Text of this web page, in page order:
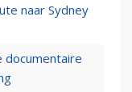
naar Sydney
documentaire